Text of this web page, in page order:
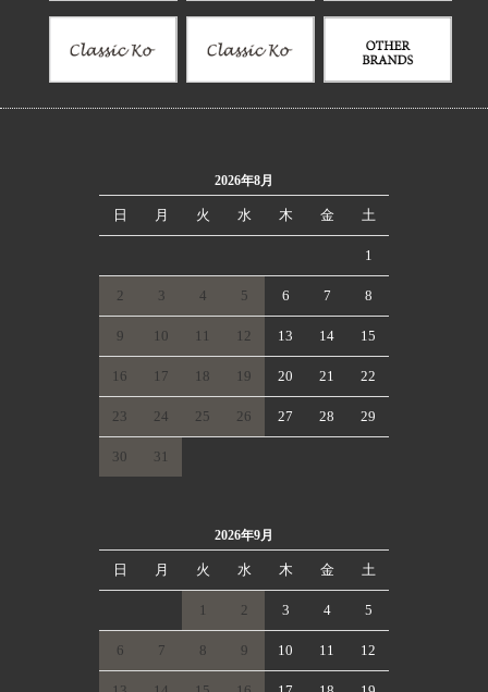
2026年8月
日 月 火 水 木 金 土
1
2 3 4 5 6 7 8
9 10 11 12 13 14 15
16 17 18 19 20 21 22
23 24 25 26 27 28 29
30 31
2026年9月
日 月 火 水 木 金 土
1 2 3 4 5
6 7 8 9 10 11 12